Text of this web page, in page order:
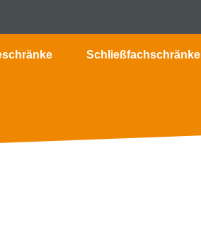
Schließfachschränke